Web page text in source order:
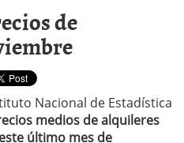
de
Nacional de Estadística
medios de alquileres
último mes de